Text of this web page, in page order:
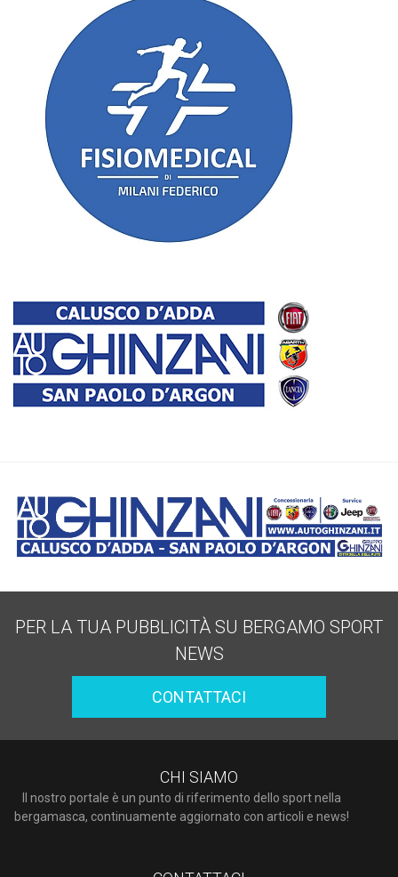
PER LA TUA PUBBLICITÀ SU BERGAMO SPORT
NEWS
CONTATTACI
CHI SIAMO
Il nostro portale è un punto di riferimento dello sport nella
bergamasca, continuamente aggiornato con articoli e news!